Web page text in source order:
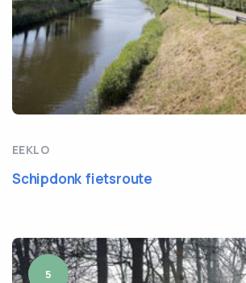
EEKLO
Schipdonk fietsroute
5